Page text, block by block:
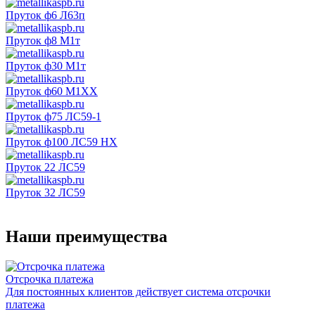
Пруток ф6 Л63п
Пруток ф8 М1т
Пруток ф30 М1т
Пруток ф60 М1ХХ
Пруток ф75 ЛС59-1
Пруток ф100 ЛС59 НХ
Пруток 22 ЛС59
Пруток 32 ЛС59
Наши преимущества
Отсрочка платежа
Для постоянных клиентов действует система отсрочки
платежа